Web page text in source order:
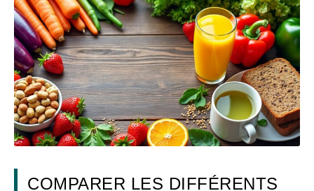
COMPARER LES DIFFÉRENTS